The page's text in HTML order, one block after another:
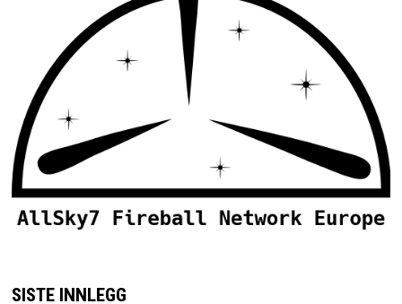
SISTE INNLEGG